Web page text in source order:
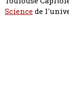
Sciencede